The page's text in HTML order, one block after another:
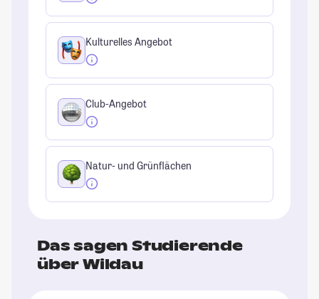
Kulturelles Angebot
Club-Angebot
Natur- und Grünflächen
Das sagen Studierende
über Wildau